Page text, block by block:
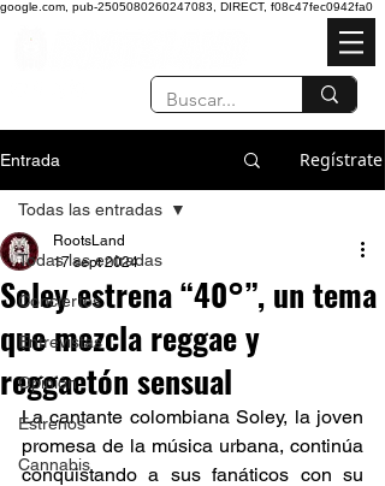
google.com, pub-2505080260247083, DIRECT, f08c47fec0942fa0
Entrada Regístrate
Todas las entradas
Conciertos
Entrevistas
Opinión
Estrenos
Cannabis
Todas las entradas
Soley estrena “40°”, un tema
que mezcla reggae y
reggaetón sensual
RootsLand
17 sept 2024
La cantante colombiana Soley, la joven
promesa de la música urbana, continúa
conquistando a sus fanáticos con su